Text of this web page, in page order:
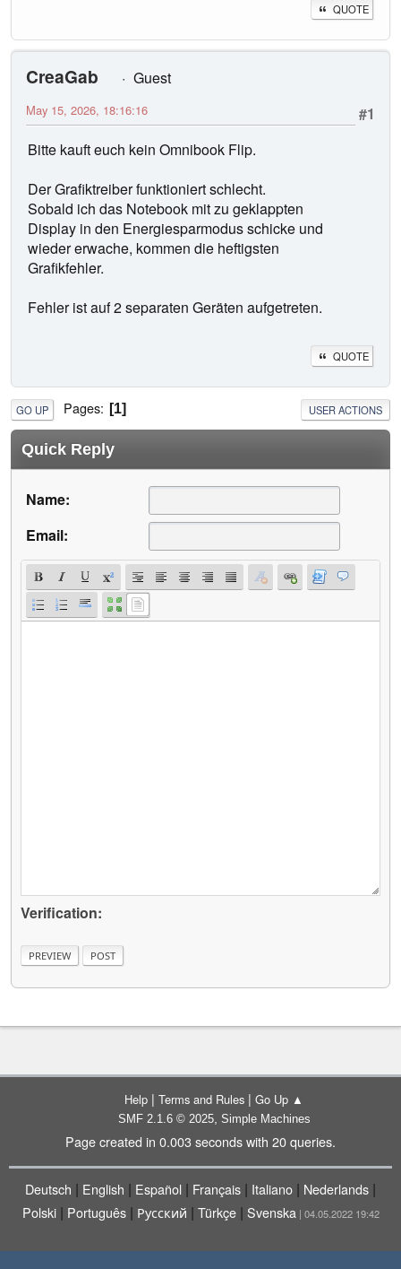
QUOTE
CreaGab
Guest
#1
May 15, 2026, 18:16:16
Bitte kauft euch kein Omnibook Flip.
Der Grafiktreiber funktioniert schlecht.
Sobald ich das Notebook mit zu geklappten
Display in den Energiesparmodus schicke und
wieder erwache, kommen die heftigsten
Grafikfehler.
Fehler ist auf 2 separaten Geräten aufgetreten.
QUOTE
GO UP Pages 1 USER ACTIONS
Quick Reply
Name:
Email:
Verification:
Help | Terms and Rules | Go Up ▲
SMF 2.1.6 © 2025, Simple Machines
Page created in 0.003 seconds with 20 queries.
Deutsch | English | Español | Français | Italiano | Nederlands |
Polski| Português| Русский | Türkçe| Svenska| 04.05.2022 19:42